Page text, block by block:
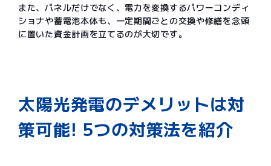
また、パネルだけでなく、電力を変換するパワーコンディ
ショナや蓄電池本体も、一定期間ごとの交換や修繕を念頭
に置いた資金計画を立てるのが大切です。
太陽光発電のデメリットは対
策可能! 5つの対策法を紹介